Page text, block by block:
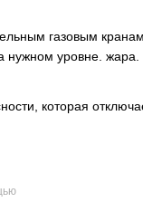
газовым
нужном уровне. жара.
которая